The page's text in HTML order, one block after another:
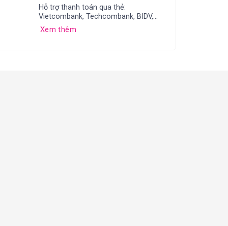
Hỗ trợ thanh toán qua thẻ:
Vietcombank, Techcombank, BIDV,...
Xem thêm